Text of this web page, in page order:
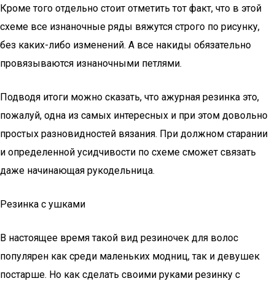
Кроме того отдельно стоит отметить тот факт, что в этой
схеме все изнаночные ряды вяжутся строго по рисунку,
без каких-либо изменений. А все накиды обязательно
провязываются изнаночными петлями.
Подводя итоги можно сказать, что ажурная резинка это,
пожалуй, одна из самых интересных и при этом довольно
простых разновидностей вязания. При должном старании
и определенной усидчивости по схеме сможет связать
даже начинающая рукодельница.
Резинка с ушками
В настоящее время такой вид резиночек для волос
популярен как среди маленьких модниц, так и девушек
постарше. Но как сделать своими руками резинку с